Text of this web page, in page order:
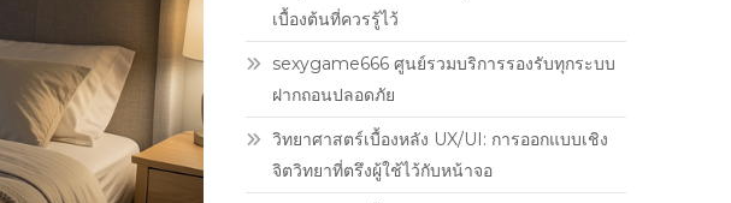
เบื้องต้นที่ควรรู้ไว้
sexygame666 ศูนย์รวมบริการรองรับทุกระบบ
ฝากถอนปลอดภัย
วิทยาศาสตร์เบื้องหลัง UX/UI: การออกแบบเชิง
จิตวิทยาที่ตรึงผู้ใช้ไว้กับหน้าจอ